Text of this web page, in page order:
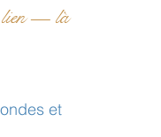
lien — là
et